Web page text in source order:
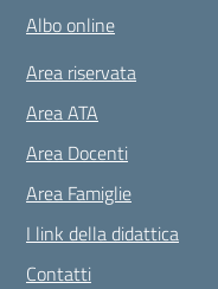
Albo online
Area riservata
Area ATA
Area Docenti
Area Famiglie
I link della didattica
Contatti